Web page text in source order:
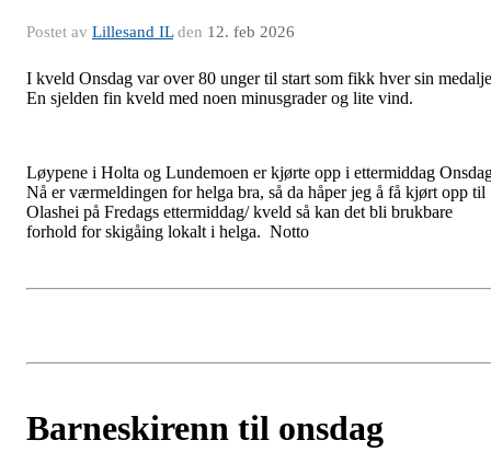
Postet av Lillesand ILden 12. feb 2026
I kveld Onsdag var over 80 unger til start som fikk hver sin
En sjelden fin kveld med noen minusgrader og lite vind.
Løypene i Holta og Lundemoen er kjørte opp i ettermiddag
Nå er værmeldingen for helga bra, så da håper jeg å få kjørt opp til
Olashei på Fredags ettermiddag/ kveld så kan det bli brukbare
forhold for skigåing lokalt i helga. Notto
Barneskirenn til onsdag